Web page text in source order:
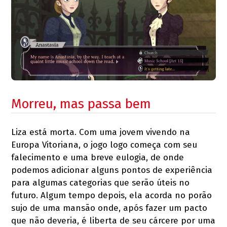
Morreu, mas passa bem
Liza está morta. Com uma jovem vivendo na
Europa Vitoriana, o jogo logo começa com seu
falecimento e uma breve eulogia, de onde
podemos adicionar alguns pontos de experiência
para algumas categorias que serão úteis no
futuro. Algum tempo depois, ela acorda no porão
sujo de uma mansão onde, após fazer um pacto
que não deveria, é liberta de seu cárcere por uma